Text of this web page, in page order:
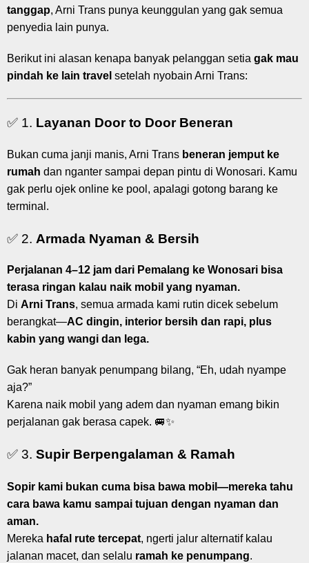
tanggap, Arni Trans punya keunggulan yang gak semua
penyedia lain punya.
Berikut ini alasan kenapa banyak pelanggan setia gak mau
pindah ke lain travel setelah nyobain Arni Trans:
✅ 1. Layanan Door to Door Beneran
Bukan cuma janji manis, Arni Trans beneran jemput ke
rumah dan nganter sampai depan pintu di Wonosari. Kamu
gak perlu ojek online ke pool, apalagi gotong barang ke
terminal.
✅ 2. Armada Nyaman & Bersih
Perjalanan 4–12 jam dari Pemalang ke Wonosari bisa
terasa ringan kalau naik mobil yang nyaman.
Di Arni Trans, semua armada kami rutin dicek sebelum
berangkat—AC dingin, interior bersih dan rapi, plus
kabin yang wangi dan lega.
Gak heran banyak penumpang bilang, “Eh, udah nyampe
aja?”
Karena naik mobil yang adem dan nyaman emang bikin
perjalanan gak berasa capek. 🚐✨
✅ 3. Supir Berpengalaman & Ramah
Sopir kami bukan cuma bisa bawa mobil—mereka tahu
cara bawa kamu sampai tujuan dengan nyaman dan
aman.
Mereka hafal rute tercepat, ngerti jalur alternatif kalau
jalanan macet, dan selalu ramah ke penumpang.